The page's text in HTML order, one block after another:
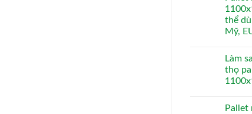
thể
Mỹ,
Làm
thọ
Pallet